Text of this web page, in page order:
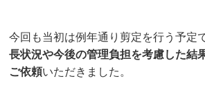
今回も当初は例年通り剪定を行う予定
長状況や今後の管理負担を考慮した結
ご依頼いただきました。